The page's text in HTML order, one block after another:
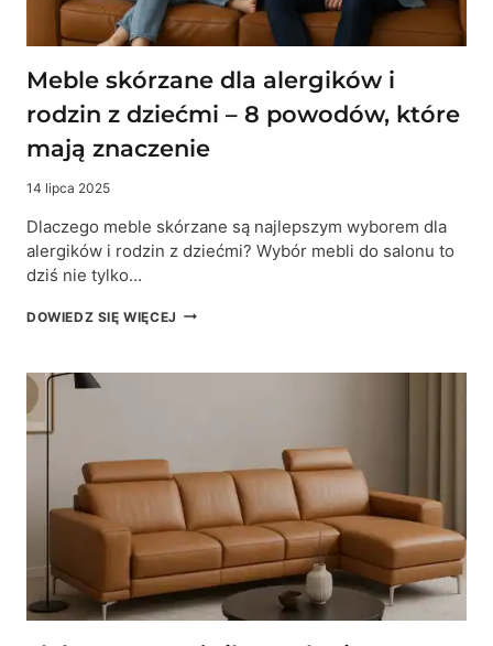
Meble skórzane dla alergików i
rodzin z dziećmi – 8 powodów, które
mają znaczenie
14 lipca 2025
Dlaczego meble skórzane są najlepszym wyborem dla
alergików i rodzin z dziećmi? Wybór mebli do salonu to
dziś nie tylko…
DOWIEDZ SIĘ WIĘCEJ MEBLE
ALERGIKÓW
–
8
POWODÓW,
KTÓRE
MAJĄ
ZNACZENIE